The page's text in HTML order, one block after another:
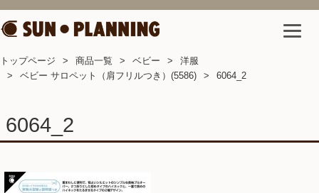
トップページ 商品一覧 ベビー
洋服
ベビー サロペット（肩フリルつき）(5586)
6064_2
6064_2